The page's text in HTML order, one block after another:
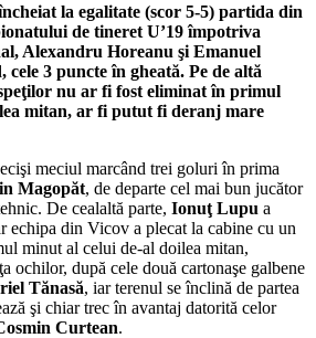
la egalitate (scor 5-5) partida din
de tineret U’19împotriva
Alexandru Horeanu şi Emanuel
3 puncte în gheată. Pe de altă
nu ar fi fost eliminat în primul
mitan, ar fi putut fi deranj mare
meciul marcând trei goluri în prima
Magopăt, de departe cel mai bun jucător
De cealaltă parte, Ionuţ Lupu a
echipa din Vicov a plecat la cabine cu un
minut al celui de-al doilea mitan,
ochilor, după cele două cartonaşe galbene
Tănasă, iar terenul se înclină de partea
şi chiar trec în avantaj datorită celor
Curtean.